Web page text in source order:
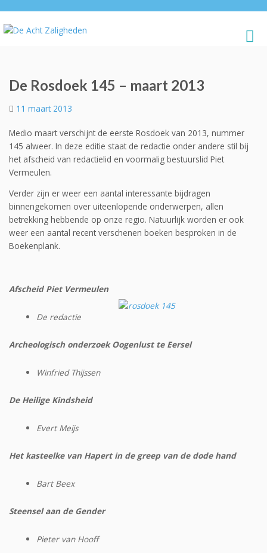
De Rosdoek 145 – maart 2013
11 maart 2013
Medio maart verschijnt de eerste Rosdoek van 2013, nummer
145 alweer. In deze editie staat de redactie onder andere stil bij
het afscheid van redactielid en voormalig bestuurslid Piet
Vermeulen.
Verder zijn er weer een aantal interessante bijdragen
binnengekomen over uiteenlopende onderwerpen, allen
betrekking hebbende op onze regio. Natuurlijk worden er ook
weer een aantal recent verschenen boeken besproken in de
Boekenplank.
Afscheid Piet Vermeulen
De redactie
Archeologisch onderzoek Oogenlust te Eersel
Winfried Thijssen
De Heilige Kindsheid
Evert Meijs
Het kasteelke van Hapert in de greep van de dode hand
Bart Beex
Steensel aan de Gender
Pieter van Hooff